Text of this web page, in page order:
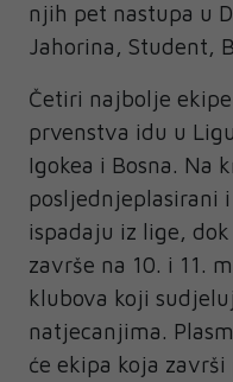
njih pet nastupa u
Jahorina, Student,
Četiri najbolje
prvenstva idu u
Igokea i Bosna. Na
posljednjeplasirani
ispadaju iz lige,
završe na 10. i 11.
klubova koji
natjecanjima.
će ekipa koja